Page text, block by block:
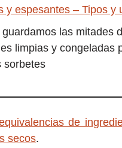
y espesantes – Tipos y
las mitades
limpias y congeladas
sorbetes
de
secos.